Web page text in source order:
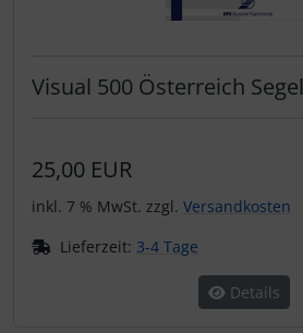
Visual 500 Österreich
25,00 EUR
inkl. 7 % MwSt. zzgl. Versandkosten
Lieferzeit: 3-4 Tage
Details